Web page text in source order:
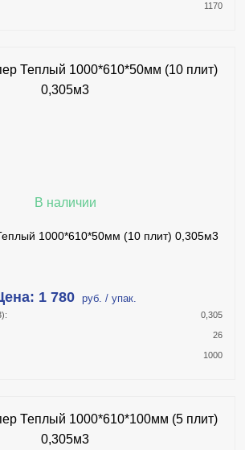
1170
В КОРЗИНУ
В наличии
1000*610*50мм (10 плит) 0,305м3
1 780 руб. / упак.
0,305
26
1000
В КОРЗИНУ